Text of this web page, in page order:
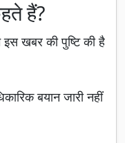
हैं?
इस खबर की पुष्टि की है
बयान जारी नहीं